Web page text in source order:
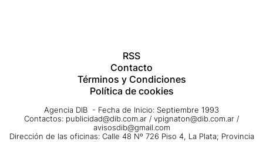
RSS
Contacto
Términos y Condiciones
Política de cookies
Agencia DIB - Fecha de Inicio: Septiembre 1993
Contactos: publicidad@dib.com.ar / vpignaton@dib.com.ar /
avisosdib@gmail.com
Dirección de las oficinas: Calle 48 Nº 726 Piso 4, La Plata; Provincia